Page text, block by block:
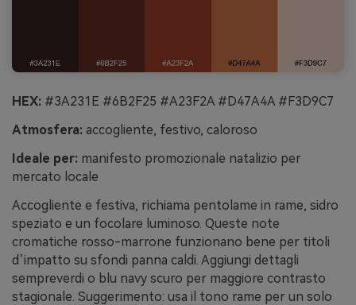
HEX: #3A231E #6B2F25 #A23F2A #D47A4A #F3D9C7
Atmosfera: accogliente, festivo, caloroso
Ideale per: manifesto promozionale natalizio per
mercato locale
Accogliente e festiva, richiama pentolame in rame, sidro
speziato e un focolare luminoso. Queste note
cromatiche rosso-marrone funzionano bene per titoli
d’impatto su sfondi panna caldi. Aggiungi dettagli
sempreverdi o blu navy scuro per maggiore contrasto
stagionale. Suggerimento: usa il tono rame per un solo